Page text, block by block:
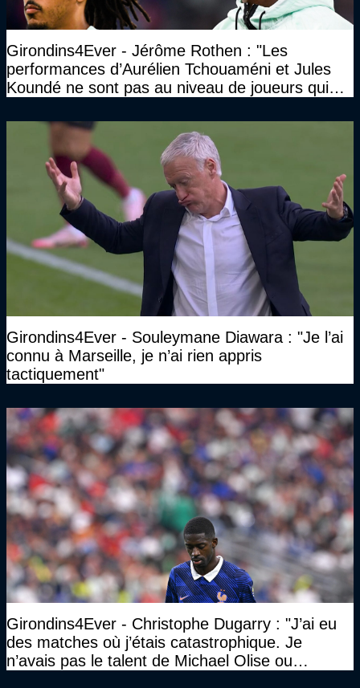
Girondins4Ever - Jérôme Rothen : "Les
performances d’Aurélien Tchouaméni et Jules
Koundé ne sont pas au niveau de joueurs qui
Girondins4Ever - Souleymane Diawara : "Je l’ai
connu à Marseille, je n’ai rien appris
tactiquement"
Girondins4Ever - Christophe Dugarry : "J’ai eu
des matches où j’étais catastrophique. Je
n’avais pas le talent de Michael Olise ou